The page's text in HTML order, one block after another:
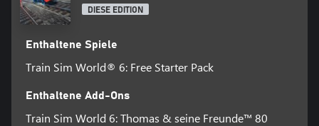
DIESE EDITION
Enthaltene Spiele
Train Sim World® 6: Free Starter Pack
Enthaltene Add-Ons
Train Sim World 6: Thomas & seine Freunde™ 80